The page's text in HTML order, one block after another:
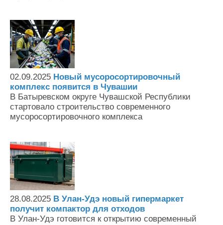
02.09.2025 Новый мусоросортировочный
комплекс появится в Чувашии
В Батыревском округе Чувашской Республики
стартовало строительство современного
мусоросортировочного комплекса
28.08.2025 В Улан-Удэ новый гипермаркет
получит компактор для отходов
В Улан-Удэ готовится к открытию современный